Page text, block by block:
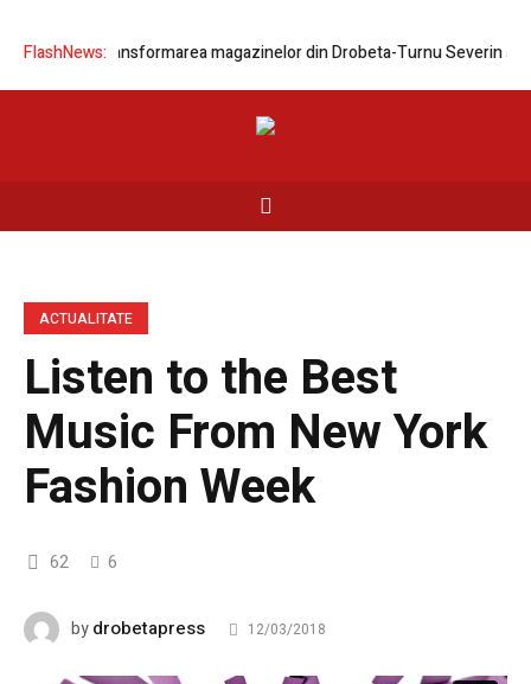
FlashNews:
prin transformarea magazinelor din Drobeta-Turnu Severin și
ACTUALITATE
Listen to the Best
Music From New York
Fashion Week
62 6
bydrobetapress 12/03/2018